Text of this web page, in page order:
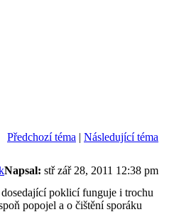
Předchozí téma | Následující téma
Napsal: stř zář 28, 2011 12:38 pm
poklicí funguje i trochu
popojel a o čištění sporáku